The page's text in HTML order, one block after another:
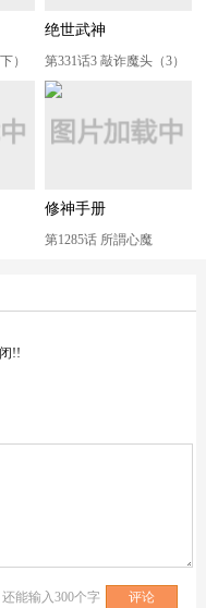
）
绝世武神
第331话3 敲诈魔头（3）
修神手册
第1285话 所謂心魔
!!
还能输入300个字